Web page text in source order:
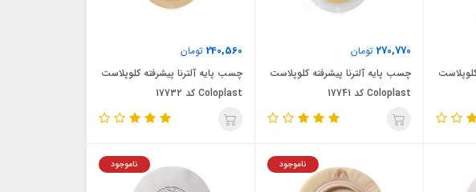
270,770 تومان
چسب پایه آلترنا پیشرفته کلوپلاست
Coloplast کد 17741
240,560 تومان
چسب پایه آلترنا پیشرفته کلوپلاست
Coloplast کد 17732
ناموجود ناموجود